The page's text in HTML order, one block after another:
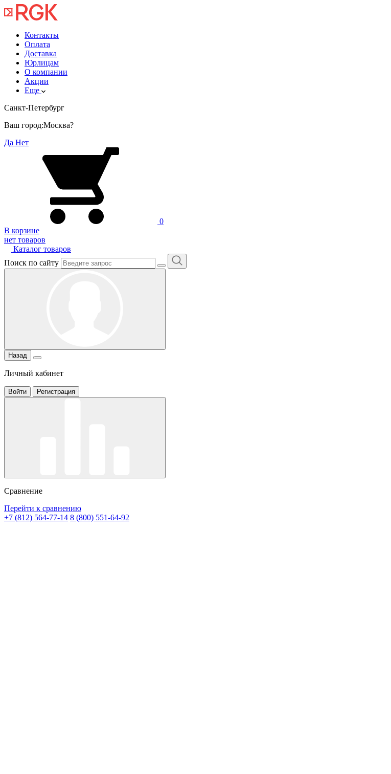
Контакты
Оплата
Доставка
Юрлицам
О компании
Акции
Еще
Санкт-Петербург
Ваш город:Москва?
Да Нет
0
В корзине
нет товаров
Каталог товаров
Поиск по сайту
Назад
Личный кабинет
Войти Регистрация
Сравнение
Перейти к сравнению
+7 (812) 564-77-14 8 (800) 551-64-92